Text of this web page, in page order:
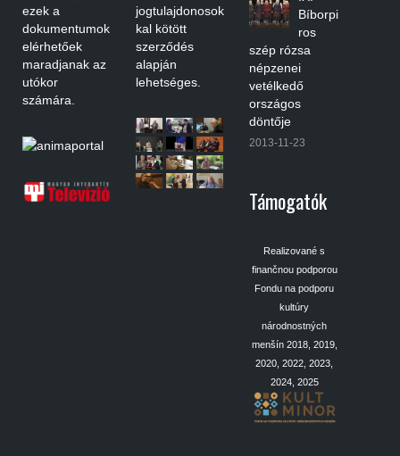
ezek a
dokumentumok
elérhetőek
maradjanak az
utókor
számára.
jogtulajdonosok
kal kötött
szerződés
alapján
lehetséges.
Bíborpi
ros
szép rózsa
népzenei
vetélkedő
országos
döntője
2013-11-23
Támogatók
Realizované s
finančnou podporou
Fondu na podporu
kultúry
národnostných
menšín 2018, 2019,
2020, 2022, 2023,
2024, 2025